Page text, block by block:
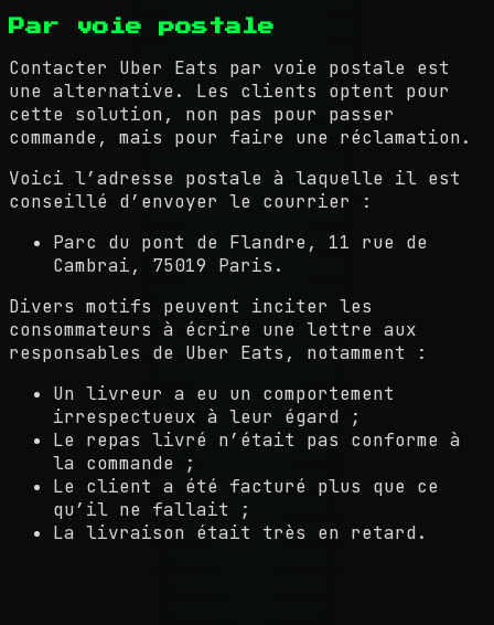
Par voie postale
Contacter Uber Eats par voie postale est
une alternative. Les clients optent pour
cette solution, non pas pour passer
commande, mais pour faire une réclamation.
Voici l’adresse postale à laquelle il est
conseillé d’envoyer le courrier :
Parc du pont de Flandre, 11 rue de
Cambrai, 75019 Paris.
Divers motifs peuvent inciter les
consommateurs à écrire une lettre aux
responsables de Uber Eats, notamment :
Un livreur a eu un comportement
irrespectueux à leur égard ;
Le repas livré n’était pas conforme à
la commande ;
Le client a été facturé plus que ce
qu’il ne fallait ;
La livraison était très en retard.